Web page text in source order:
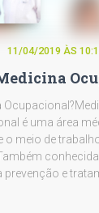
11/04/2019 ÀS
é uma área
o meio de
prevenção e